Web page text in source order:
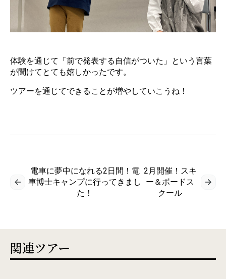
体験を通じて「前で発表する自信がついた」という言葉
が聞けてとても嬉しかったです。
ツアーを通じてできることが増やしていこうね！
電車に夢中になれる2日間！電
車博士キャンプに行ってきまし
た！
2月開催！スキ
ー＆ボードス
クール
関連ツアー